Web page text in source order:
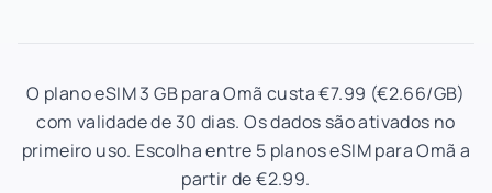
O plano eSIM 3 GB para Omã custa €7.99 (€2.66/GB)
com validade de 30 dias. Os dados são ativados no
primeiro uso. Escolha entre 5 planos eSIM para Omã a
partir de €2.99.